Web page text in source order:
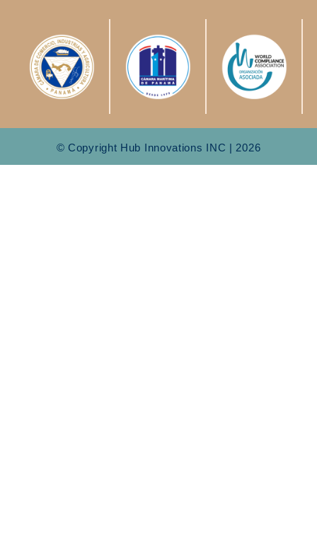
© Copyright Hub Innovations INC | 2026